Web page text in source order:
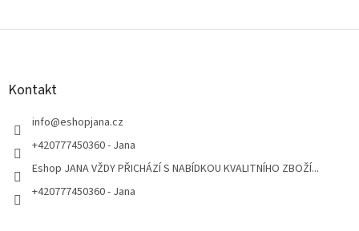
Z
Kontakt
info@eshopjana.cz
+420777450360 - Jana
Eshop JANA VŽDY PŘICHÁZÍ S NABÍDKOU KVALITNÍHO ZBOŽÍ...
+420777450360 - Jana